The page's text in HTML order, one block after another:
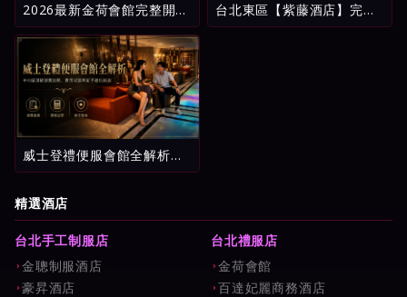
2026最新金荷會館完整開
箱：台北酒店消費明細、五
星評鑑與新手避坑指南
台北東區【紫藤酒店】完整
攻略：環球紫藤名店消費試
威士登禮便服會館全解析：
中山區頂級消費流程、費用
精選酒店
台北手工制服店
金聰制服酒店
豪昇酒店
台北禮服店
金荷會館
百達妃麗商務酒店